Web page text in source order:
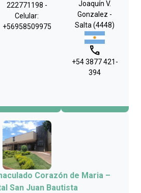
222771198 -
Celular:
+56958509975
Joaquín V.
Gonzalez -
Salta (4448)
phone
+54 3877 421-
394
Corazón de Maria –
San Juan Bautista